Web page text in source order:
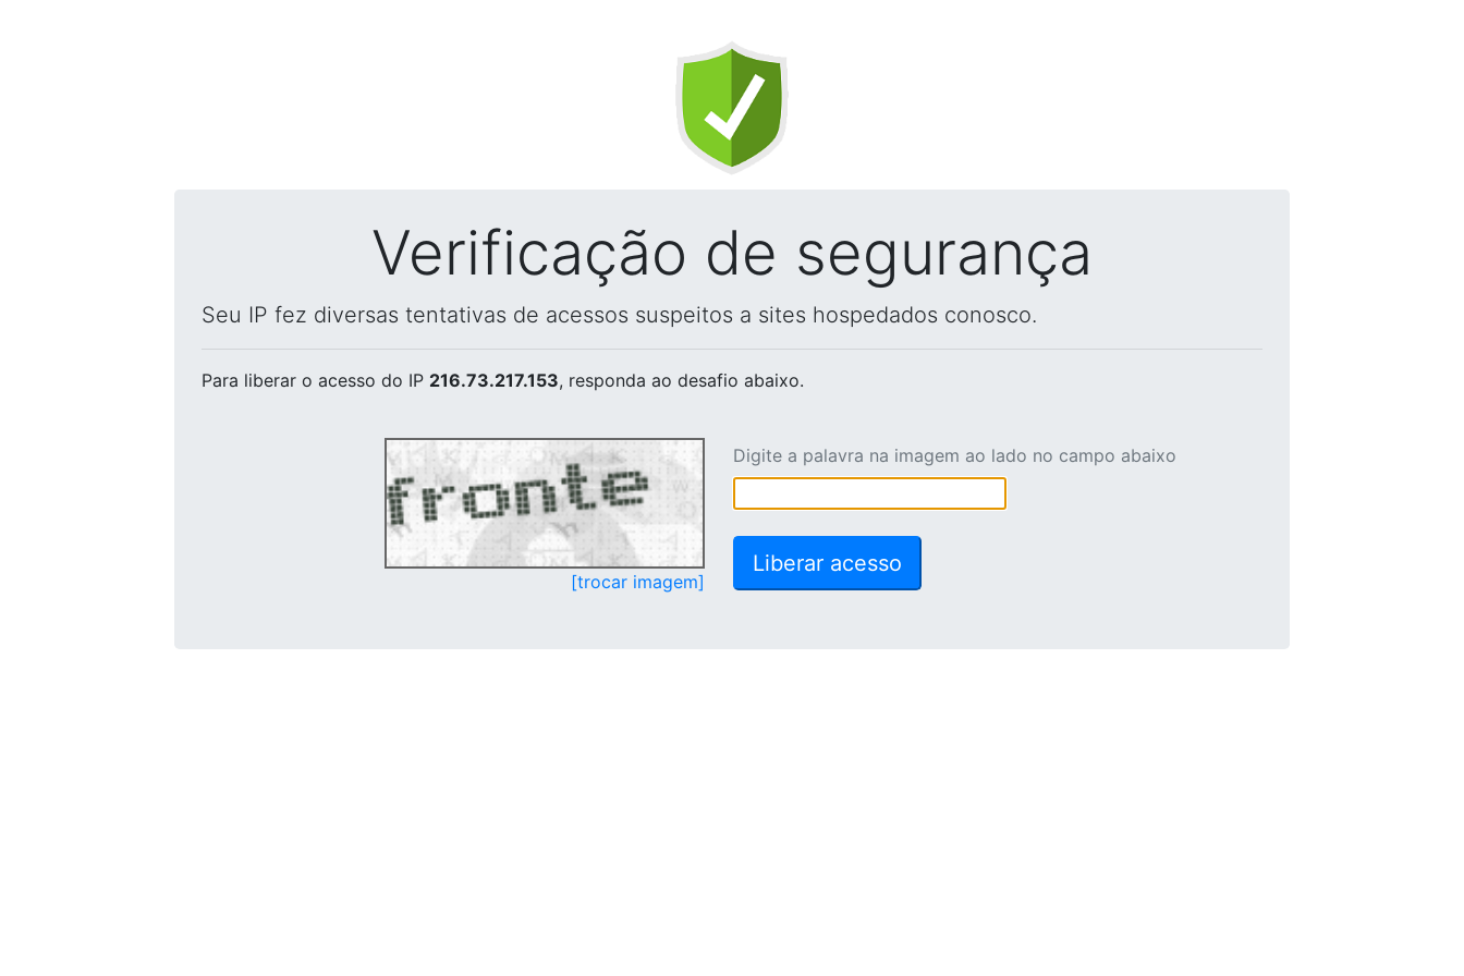
Verificação de segurança
Seu IP fez diversas tentativas de acessos suspeitos a sites hospedados conosco.
Para liberar o acesso do IP 216.73.217.153, responda ao desafio abaixo.
[trocar imagem]
Digite a palavra na imagem ao lado no campo abaixo